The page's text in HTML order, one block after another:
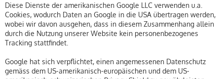
Diese Dienste der amerikanischen Google LLC verwenden u.a.
Cookies, wodurch Daten an Google in die USA übertragen werden,
wobei wir davon ausgehen, dass in diesem Zusammenhang allein
durch die Nutzung unserer Website kein personenbezogenes
Tracking stattfindet.
Google hat sich verpflichtet, einen angemessenen Datenschutz
gemäss dem US-amerikanisch-europäischen und dem US-